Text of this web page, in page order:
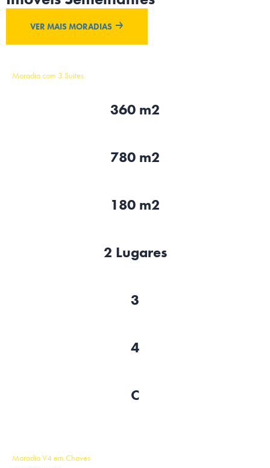
VER MAIS MORADIAS
Moradia com 3 Suites
360 m2
780 m2
180 m2
2 Lugares
3
4
C
Moradia V4 em Chaves